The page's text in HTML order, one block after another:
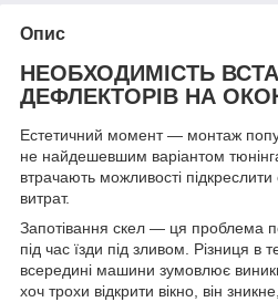
Опис
НЕОБХОДИМІСТЬ
ДЕФЛЕКТОРІВ НА
Естетичний момент — монтаж
не найдешевшим варіантом
втрачають можливості
витрат.
Запотівання скел — ця проблема
під час їзди під зливом. Різниця в
всередині машини зумовлює
хоч трохи відкрити вікно, він